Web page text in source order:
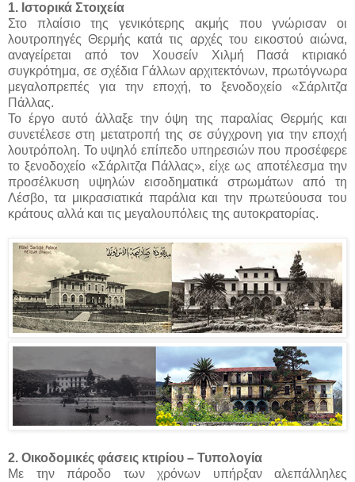
1. Ιστορικά Στοιχεία
Στο πλαίσιο της γενικότερης ακμής που γνώρισαν οι
λουτροπηγές Θερμής κατά τις αρχές του εικοστού αιώνα,
αναγείρεται από τον Χουσείν Χιλμή Πασά κτιριακό
συγκρότημα, σε σχέδια Γάλλων αρχιτεκτόνων, πρωτόγνωρα
μεγαλοπρεπές για την εποχή, το ξενοδοχείο «Σάρλιτζα
Πάλλας.
Το έργο αυτό άλλαξε την όψη της παραλίας Θερμής και
συνετέλεσε στη μετατροπή της σε σύγχρονη για την εποχή
λουτρόπολη. Το υψηλό επίπεδο υπηρεσιών που προσέφερε
το ξενοδοχείο «Σάρλιτζα Πάλλας», είχε ως αποτέλεσμα την
προσέλκυση υψηλών εισοδηματικά στρωμάτων από τη
Λέσβο, τα μικρασιατικά παράλια και την πρωτεύουσα του
κράτους αλλά και τις μεγαλουπόλεις της αυτοκρατορίας.
2. Οικοδομικές φάσεις κτιρίου – Τυπολογία
Με την πάροδο των χρόνων υπήρξαν αλεπάλληλες